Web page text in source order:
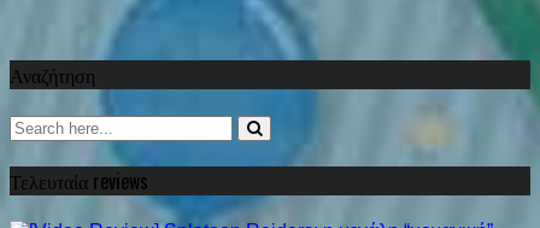
Αναζήτηση
Τελευταία reviews